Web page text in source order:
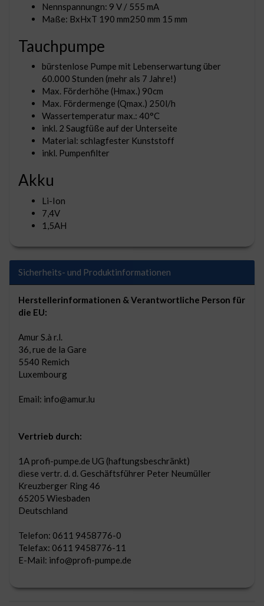
Nennspannungn: 9 V / 555 mA
Maße: BxHxT 190 mm250 mm 15 mm
Tauchpumpe
bürstenlose Pumpe mit Lebenserwartung über
60.000 Stunden (mehr als 7 Jahre!)
Max. Förderhöhe (Hmax.) 90cm
Max. Fördermenge (Qmax.) 250l/h
Wassertemperatur max.: 40°C
inkl. 2 Saugfüße auf der Unterseite
Material: schlagfester Kunststoff
inkl. Pumpenfilter
Akku
Li-Ion
7,4V
1,5AH
Sicherheits- und Produktinformationen
Herstellerinformationen & Verantwortliche Person für
die EU:
Amur S.à r.l.
36, rue de la Gare
5540 Remich
Luxembourg
Email: info@amur.lu
Vertrieb durch:
1A profi-pumpe.de UG (haftungsbeschränkt)
diese vertr. d. d. Geschäftsführer Peter Neumüller
Kreuzberger Ring 46
65205 Wiesbaden
Deutschland
Telefon: 0611 9458776-0
Telefax: 0611 9458776-11
E-Mail: info@profi-pumpe.de